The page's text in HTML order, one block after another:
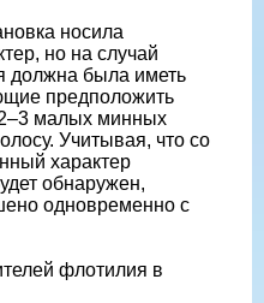
носила
но на случай
должна была иметь
предположить
малых минных
Учитывая, что со
характер
обнаружен,
одновременно с
флотилия в